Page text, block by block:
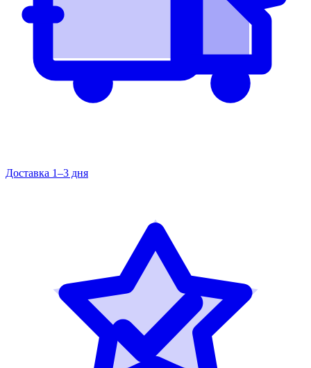
Доставка 1–3 дня